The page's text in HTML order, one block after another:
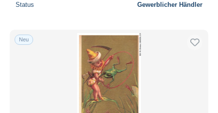
Status Gewerblicher Händler
Neu